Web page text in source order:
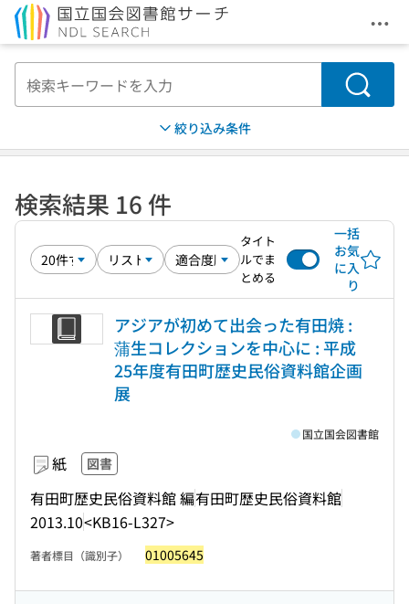
メ
検索
絞り込み条件
検索結果 16 件
タイト
ルでま
とめる
一括
お気
に入
り
アジアが初めて出会った有田焼 :
蒲生コレクションを中心に : 平成
25年度有田町歴史民俗資料館企画
展
紙 図書
有田町歴史民俗資料館 編有田町歴史民俗資料館
2013.10<KB16-L327>
国立国会図書館
著者標目（識別子） 01005645